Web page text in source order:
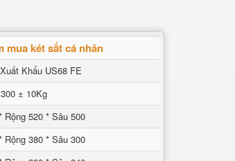
mua két sắt cá nhân
Khẩu US68 FE
300 ± 10Kg
Rộng 520 * Sâu 500
Rộng 380 * Sâu 300